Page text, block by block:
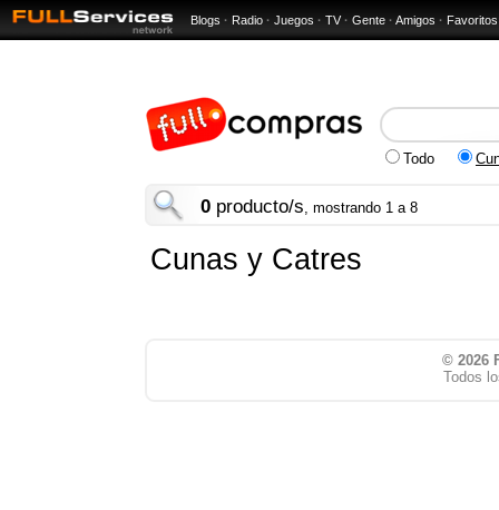
Blogs · Radio · Juegos · TV · Gente · Amigos · Favoritos
Todo
0 producto/s, mostrando 1 a 8
Cunas y Catres
© 2026
Todos